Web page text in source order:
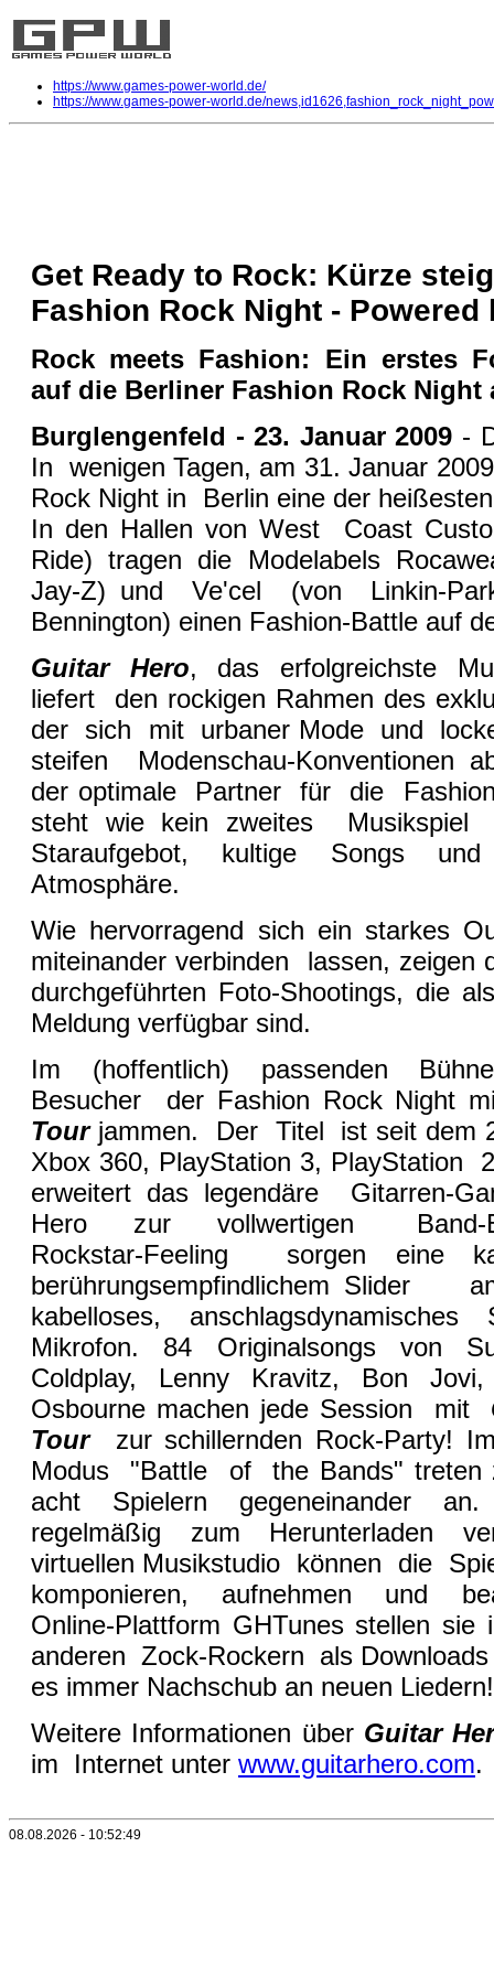
https://www.games-power-world.de/
https://www.games-power-world.de/
Get Ready to Rock: Kürze
Fashion Rock Night -
Rock meets Fashion: Ein erstes
auf die Berliner Fashion Rock Night
Burglengenfeld - 23. Januar 2009 -
In wenigen Tagen, am 31. Januar
Rock Night in Berlin eine der
In den Hallen von West Coast
Ride) tragen die Modelabels
Jay-Z) und Ve'cel (von Linkin-
Bennington) einen Fashion-Battle auf
Guitar Hero, das erfolgreichste
liefert den rockigen Rahmen des
der sich mit urbaner Mode und
steifen Modenschau-Konventionen
der optimale Partner für die
steht wie kein zweites
Staraufgebot, kultige Songs
Atmosphäre.
Wie hervorragend sich ein starkes
miteinander verbinden lassen,
durchgeführten Foto-Shootings, die
Meldung verfügbar sind.
Im (hoffentlich) passenden
Besucher der Fashion Rock Night
Tourjammen. Der Titel ist seit dem
Xbox 360, PlayStation 3, PlayStation
erweitert das legendäre Gitarren-
Hero zur vollwertigen Band-
Rockstar-Feeling sorgen eine
berührungsempfindlichem
kabelloses,
Mikrofon. 84 Originalsongs von
Coldplay, Lenny Kravitz, Bon
Osbourne machen jede Session mit
Tour zur schillernden Rock-Party!
Modus "Battle of the Bands" treten
acht Spielern gegeneinander an.
regelmäßig zum Herunterladen
virtuellen Musikstudio können die
komponieren, aufnehmen und
Online-Plattform GHTunes stellen
anderen Zock-Rockern als
es immer Nachschub an neuen Liedern!
Weitere Informationen über Guitar
im Internet unter www.guitarhero.com.
08.08.2026 - 10:52:49